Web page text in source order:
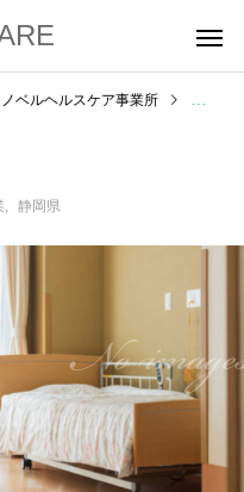
ベルヘルスケア事業所 生活介
静岡県